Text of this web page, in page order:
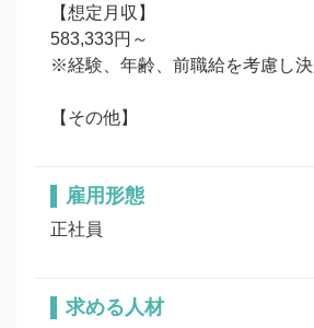
【想定月収】
583,333円～
※経験、年齢、前職給を考慮し決
【その他】
雇用形態
正社員
求める人材